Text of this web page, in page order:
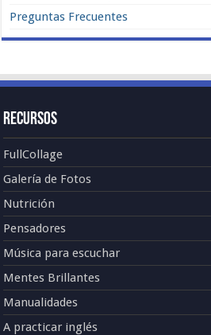
Preguntas Frecuentes
Recursos
FullCollage
Galería de Fotos
Nutrición
Pensadores
Música para escuchar
Mentes Brillantes
Manualidades
A practicar inglés